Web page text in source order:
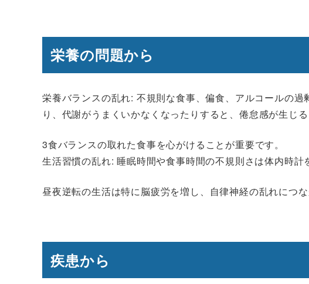
栄養の問題から
栄養バランスの乱れ: 不規則な食事、偏食、アルコールの
り、代謝がうまくいかなくなったりすると、倦怠感が生じる
3食バランスの取れた食事を心がけることが重要です。
生活習慣の乱れ: 睡眠時間や食事時間の不規則さは体内時計
昼夜逆転の生活は特に脳疲労を増し、自律神経の乱れにつな
疾患から